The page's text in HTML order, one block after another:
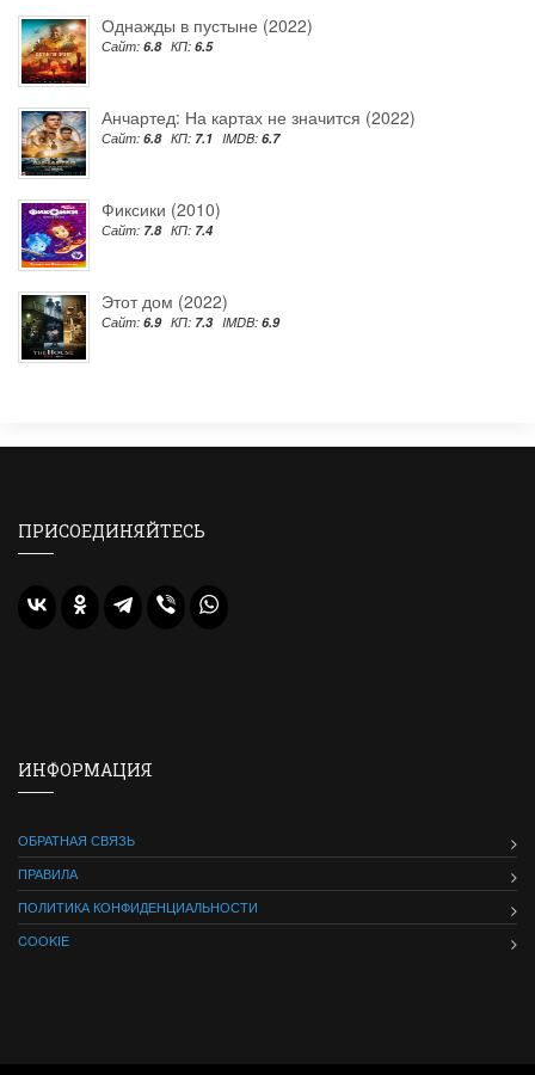
Однажды в пустыне (2022)
Сайт: 6.8 КП: 6.5
Анчартед: На картах не значится (2022)
Сайт: 6.8 КП: 7.1 IMDB: 6.7
Фиксики (2010)
Сайт: 7.8 КП: 7.4
Этот дом (2022)
Сайт: 6.9 КП: 7.3 IMDB: 6.9
ПРИСОЕДИНЯЙТЕСЬ
ИНФОРМАЦИЯ
ОБРАТНАЯ СВЯЗЬ
ПРАВИЛА
ПОЛИТИКА КОНФИДЕНЦИАЛЬНОСТИ
COOKIE